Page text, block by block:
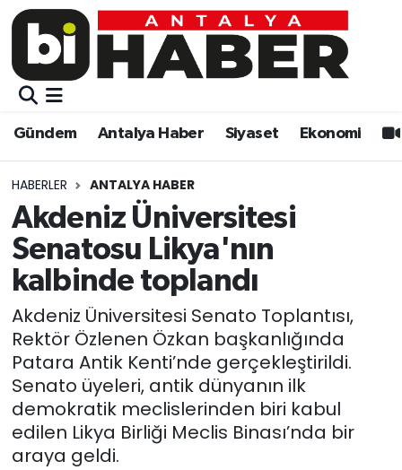
Gündem Antalya Haber Siyaset Ekonomi
HABERLER ANTALYA HABER
Akdeniz Üniversitesi
Senatosu Likya'nın
kalbinde toplandı
Akdeniz Üniversitesi Senato Toplantısı,
Rektör Özlenen Özkan başkanlığında
Patara Antik Kenti’nde gerçekleştirildi.
Senato üyeleri, antik dünyanın ilk
demokratik meclislerinden biri kabul
edilen Likya Birliği Meclis Binası’nda bir
araya geldi.
Gündem
Siyaset
Ekonomi
Video
Eğitim
Kültür-sanat
Sağlık
Spor
Gündem
Siyaset
Eğitim
Ekonomi
Kültür-sanat
Sağlık
Spor
Teknoloji
Muratpaşa Nöbetçi Eczaneler
Muratpaşa Trafik Yoğunluk Haritası
Süper Lig Puan Durumu ve Fikstür
Tüm Manşetler
Son Dakika Haberleri
Haber Arşivi